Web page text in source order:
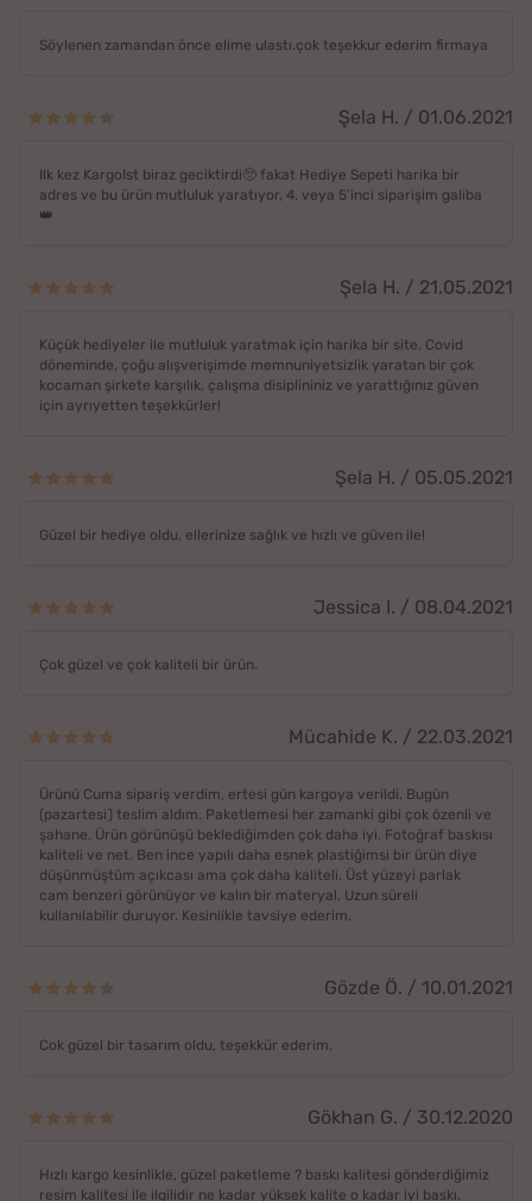
Söylenen zamandan önce elime ulastı.çok teşekkur ederim firmaya
Şela H. / 01.06.2021
Ilk kez KargoIst biraz geciktirdi🥺 fakat Hediye Sepeti harika bir
adres ve bu ürün mutluluk yaratıyor, 4. veya 5'inci siparişim galiba
👑
Şela H. / 21.05.2021
Küçük hediyeler ile mutluluk yaratmak için harika bir site. Covid
döneminde, çoğu alışverişimde memnuniyetsizlik yaratan bir çok
kocaman şirkete karşılık, çalışma disiplininiz ve yarattığınız güven
için ayrıyetten teşekkürler!
Şela H. / 05.05.2021
Güzel bir hediye oldu, ellerinize sağlık ve hızlı ve güven ile!
Jessica I. / 08.04.2021
Çok güzel ve çok kaliteli bir ürün.
Mücahide K. / 22.03.2021
Ürünü Cuma sipariş verdim, ertesi gün kargoya verildi. Bugün
(pazartesi) teslim aldım. Paketlemesi her zamanki gibi çok özenli ve
şahane. Ürün görünüşü beklediğimden çok daha iyi. Fotoğraf baskısı
kaliteli ve net. Ben ince yapılı daha esnek plastiğimsi bir ürün diye
düşünmüştüm açıkcası ama çok daha kaliteli. Üst yüzeyi parlak
cam benzeri görünüyor ve kalın bir materyal. Uzun süreli
kullanılabilir duruyor. Kesinlikle tavsiye ederim.
Gözde Ö. / 10.01.2021
Cok güzel bir tasarım oldu, teşekkür ederim.
Gökhan G. / 30.12.2020
Hızlı kargo kesinlikle, güzel paketleme ? baskı kalitesi gönderdiğimiz
resim kalitesi ile ilgilidir ne kadar yüksek kalite o kadar iyi baskı.